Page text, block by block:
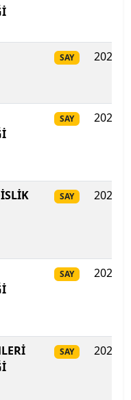
Üniversitesi
SAY 2025
SAY 2025
SAY 2025
SAY 2025
SAY 2025